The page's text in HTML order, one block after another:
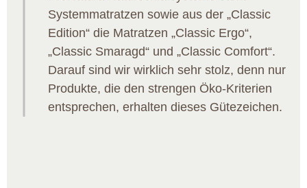
Systemmatratzen sowie aus der „Classic
Edition“ die Matratzen „Classic Ergo“,
„Classic Smaragd“ und „Classic Comfort“.
Darauf sind wir wirklich sehr stolz, denn nur
Produkte, die den strengen Öko-Kriterien
entsprechen, erhalten dieses Gütezeichen.